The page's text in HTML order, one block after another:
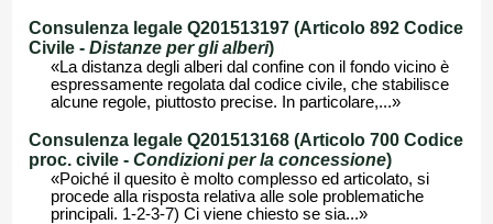
Consulenza legale Q201513197 (Articolo 892 Codice
Civile - Distanze per gli alberi)
«La distanza degli alberi dal confine con il fondo vicino è
espressamente regolata dal codice civile, che stabilisce
alcune regole, piuttosto precise. In particolare,...»
Consulenza legale Q201513168 (Articolo 700 Codice
proc. civile - Condizioni per la concessione)
«Poiché il quesito è molto complesso ed articolato, si
procede alla risposta relativa alle sole problematiche
principali. 1-2-3-7) Ci viene chiesto se sia...»